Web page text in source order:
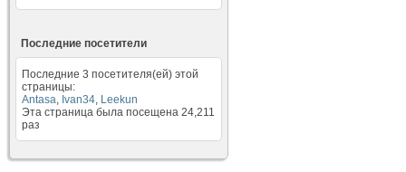
Последние посетители
Последние 3 посетителя(ей) этой
страницы:
Antasa, Ivan34, Leekun
Эта страница была посещена 24,211
раз